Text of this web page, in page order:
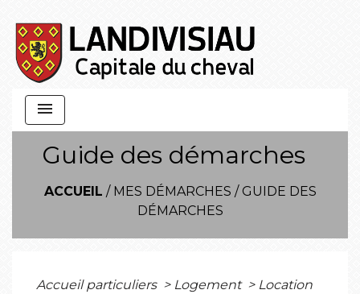
menu
Guide des démarches
ACCUEIL / MES DÉMARCHES / GUIDE DES
DÉMARCHES
Accueil particuliers > Logement > Location